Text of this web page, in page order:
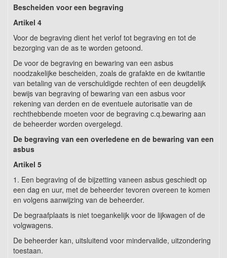
Bescheiden voor een begraving
Artikel 4
Voor de begraving dient het verlof tot begraving en tot de
bezorging van de as te worden getoond.
De voor de begraving en bewaring van een asbus
noodzakelijke bescheiden, zoals de grafakte en de kwitantie
van betaling van de verschuldigde rechten of een deugdelijk
bewijs van begraving of bewaring van een asbus voor
rekening van derden en de eventuele autorisatie van de
rechthebbende moeten voor de begraving c.q.bewaring aan
de beheerder worden overgelegd.
De begraving van een overledene en de bewaring van een
asbus
Artikel 5
1. Een begraving of de bijzetting vaneen asbus geschiedt op
een dag en uur, met de beheerder tevoren overeen te komen
en volgens aanwijzing van de beheerder.
De begraafplaats is niet toegankelijk voor de lijkwagen of de
volgwagens.
De beheerder kan, uitsluitend voor mindervalide, uitzondering
toestaan.